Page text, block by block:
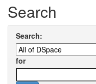
Search
Search:
for